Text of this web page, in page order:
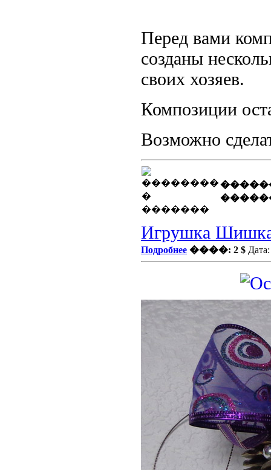
Перед вами
созданы
своих хозяев.
Композиции
Возможно
Игрушка
Подробнее ����: 2 $